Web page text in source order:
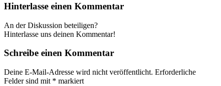
Hinterlasse einen Kommentar
An der Diskussion beteiligen?
Hinterlasse uns deinen Kommentar!
Schreibe einen Kommentar
Deine E-Mail-Adresse wird nicht veröffentlicht. Erforderliche
Felder sind mit * markiert